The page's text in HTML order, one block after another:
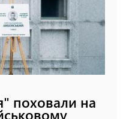
поховали на